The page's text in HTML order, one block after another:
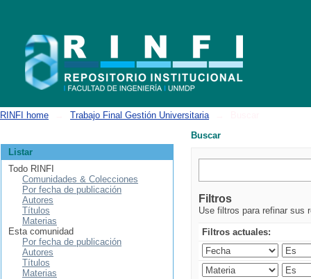
RINFI home Trabajo Final Gestión Universitaria
Buscar
Filtros
Use filtros para refinar sus
Filtros actuales:
Listar
Todo RINFI
Comunidades & Colecciones
Por fecha de publicación
Autores
Títulos
Materias
Esta comunidad
Por fecha de publicación
Autores
Títulos
Materias